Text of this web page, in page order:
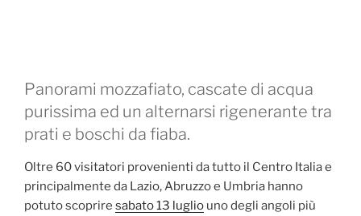
Panorami mozzafiato, cascate di acqua
purissima ed un alternarsi rigenerante tra
prati e boschi da fiaba.
Oltre 60 visitatori provenienti da tutto il Centro Italia e
principalmente da Lazio, Abruzzo e Umbria hanno
potuto scoprire sabato 13 luglio uno degli angoli più